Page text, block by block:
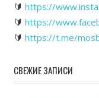
🔰 https://
🔰 https://
🔰 https://t.me/
СВЕЖИЕ ЗАПИСИ